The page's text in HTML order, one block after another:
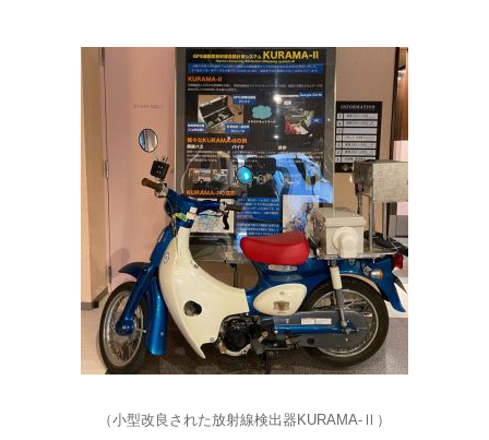
（小型改良された放射線検出器KURAMA-Ⅱ）